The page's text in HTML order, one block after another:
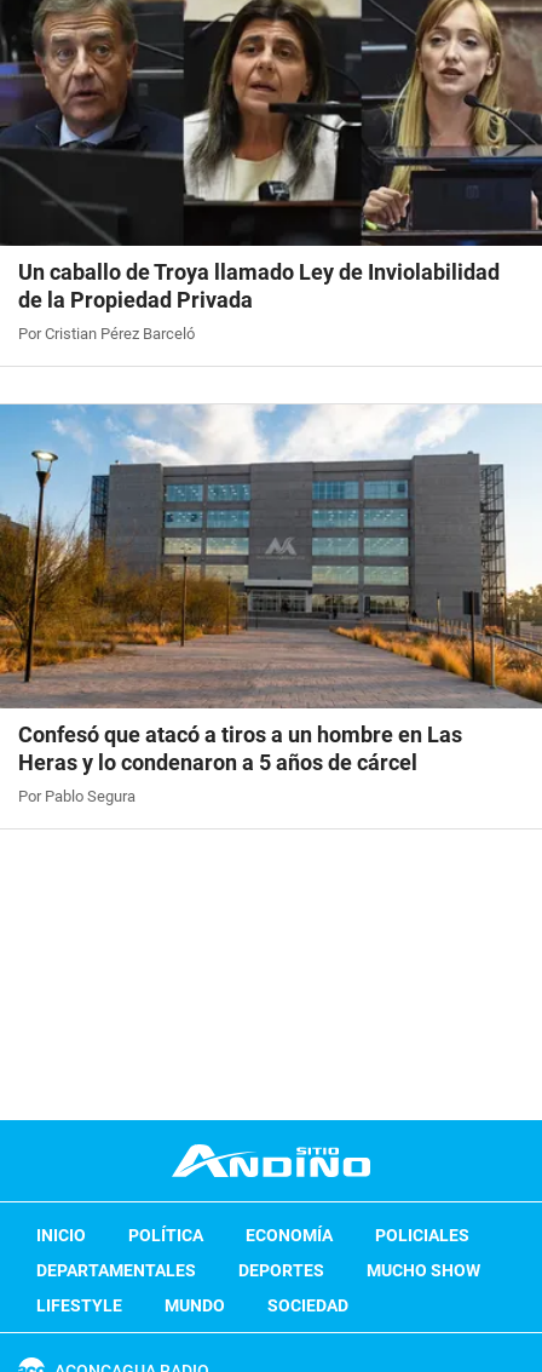
Un caballo de Troya llamado Ley de Inviolabilidad
de la Propiedad Privada
Por Cristian Pérez Barceló
Confesó que atacó a tiros a un hombre en Las
Heras y lo condenaron a 5 años de cárcel
Por Pablo Segura
INICIO POLÍTICA ECONOMÍA
POLICIALES
DEPARTAMENTALES
DEPORTES
MUCHO SHOW
LIFESTYLE
MUNDO SOCIEDAD